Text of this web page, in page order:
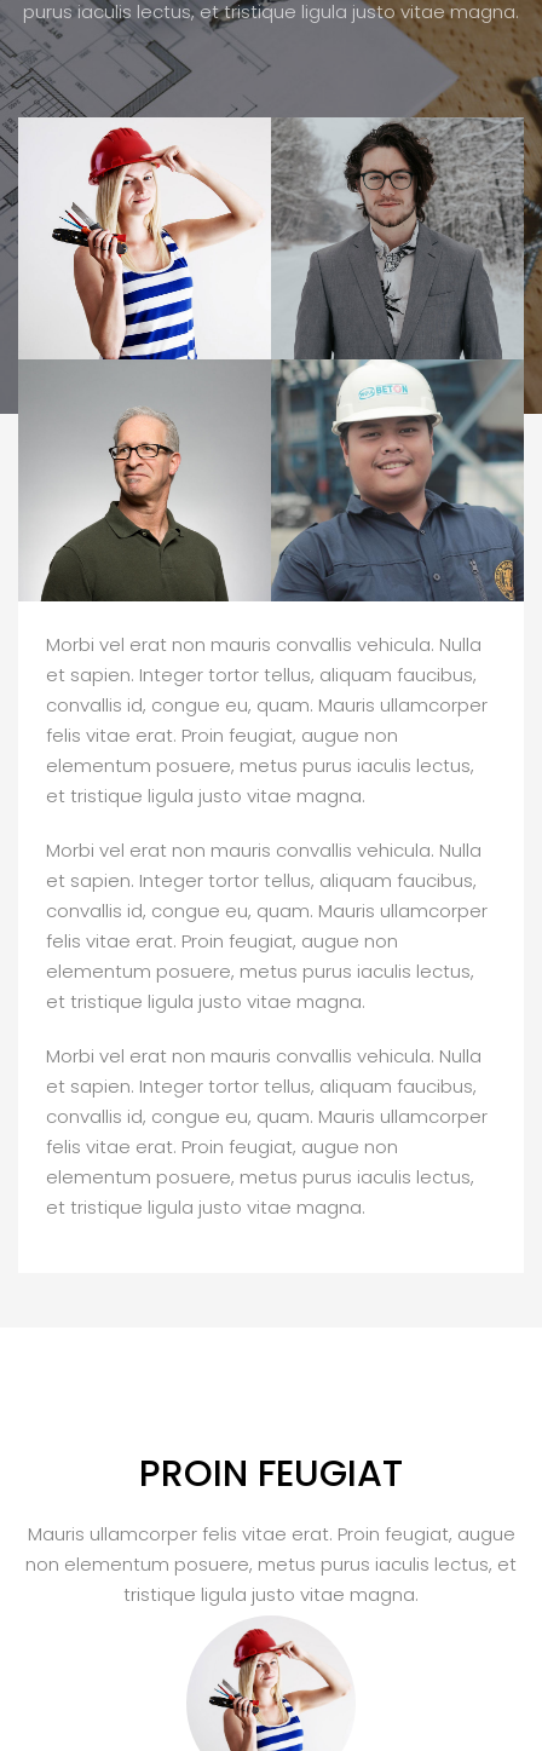
purus iaculis lectus, et tristique ligula justo vitae magna.
Morbi vel erat non mauris convallis vehicula. Nulla
et sapien. Integer tortor tellus, aliquam faucibus,
convallis id, congue eu, quam. Mauris ullamcorper
felis vitae erat. Proin feugiat, augue non
elementum posuere, metus purus iaculis lectus,
et tristique ligula justo vitae magna.
Morbi vel erat non mauris convallis vehicula. Nulla
et sapien. Integer tortor tellus, aliquam faucibus,
convallis id, congue eu, quam. Mauris ullamcorper
felis vitae erat. Proin feugiat, augue non
elementum posuere, metus purus iaculis lectus,
et tristique ligula justo vitae magna.
Morbi vel erat non mauris convallis vehicula. Nulla
et sapien. Integer tortor tellus, aliquam faucibus,
convallis id, congue eu, quam. Mauris ullamcorper
felis vitae erat. Proin feugiat, augue non
elementum posuere, metus purus iaculis lectus,
et tristique ligula justo vitae magna.
PROIN FEUGIAT
Mauris ullamcorper felis vitae erat. Proin feugiat, augue
non elementum posuere, metus purus iaculis lectus, et
tristique ligula justo vitae magna.